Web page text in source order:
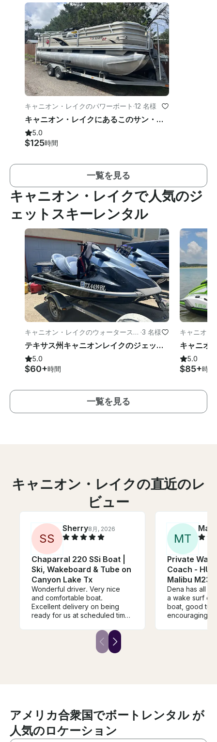
キャニオン・レイクのパワーボート ·12 名様
キャニオン・レイクにあるこのサン・トラッカー・パーティー・バージ... 走りは良いが室内装飾は弱い
5.0
$125時間
一覧を見る
キャニオン・レイクで人気のジ
ェットスキーレンタル
キャニオン・レイクのウォータースポ
ーツ
·3 名様
テキサス州キャニオンレイクのジェットスキー
5.0
$60+時間
キャニオン
ーツ
5.0
$85+時間
一覧を見る
キャニオン・レイクの直近のレ
ビュー
SS
Sherry8月, 2026
Chaparral 220 SSi Boat |
Ski, Wakeboard & Tube on
Canyon Lake Tx
Wonderful driver. Very nice
and comfortable boat.
Excellent delivery on being
ready for us at scheduled time.
Excellent communication in
advance of our outing so we
could be properly prepared
MT
Private
Coach -
Malibu M235
Dena has all
a wake surf
boat, good
encouraging
アメリカ合衆国でボートレンタル が
人気のロケーション